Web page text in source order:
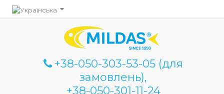
+38-050-303-53-05 (для
замовлень),
+38-050-301-11-24